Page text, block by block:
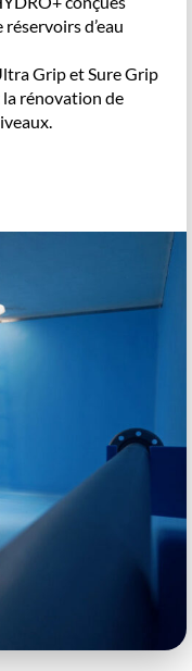
d’eau
Grip et Sure Grip
rénovation de